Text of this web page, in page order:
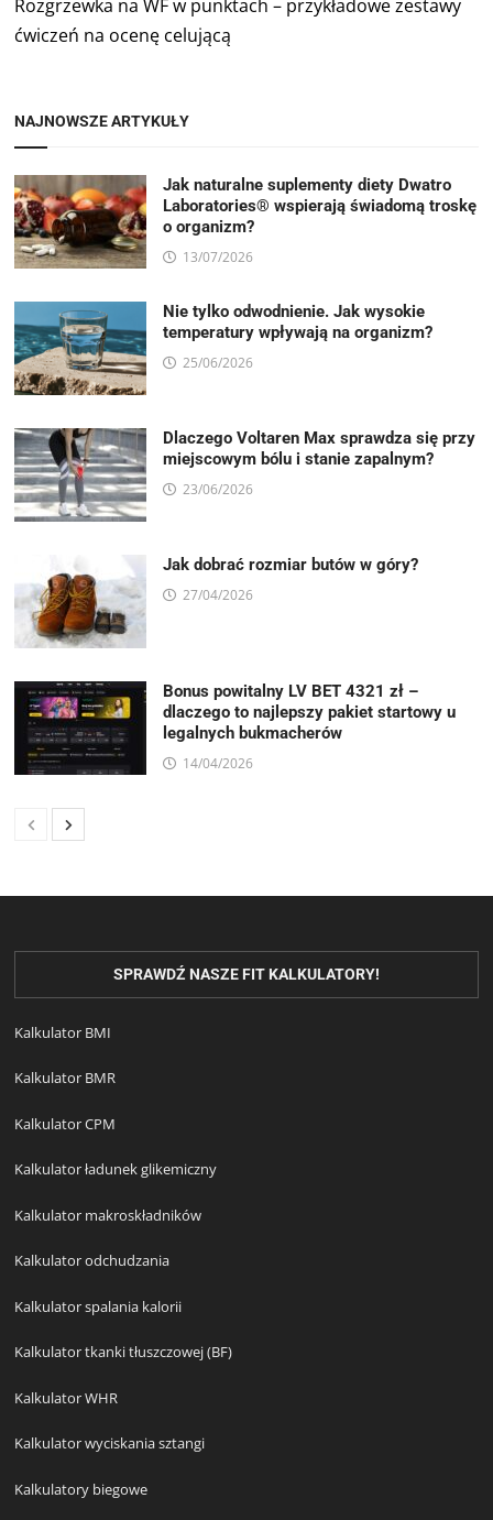
Rozgrzewka na WF w punktach – przykładowe zestawy
ćwiczeń na ocenę celującą
NAJNOWSZE ARTYKUŁY
Jak naturalne suplementy diety Dwatro
Laboratories® wspierają świadomą troskę
o organizm?
13/07/2026
Nie tylko odwodnienie. Jak wysokie
temperatury wpływają na organizm?
25/06/2026
Dlaczego Voltaren Max sprawdza się przy
miejscowym bólu i stanie zapalnym?
23/06/2026
Jak dobrać rozmiar butów w góry?
27/04/2026
Bonus powitalny LV BET 4321 zł –
dlaczego to najlepszy pakiet startowy u
legalnych bukmacherów
14/04/2026
SPRAWDŹ NASZE FIT KALKULATORY!
Kalkulator BMI
Kalkulator BMR
Kalkulator CPM
Kalkulator ładunek glikemiczny
Kalkulator makroskładników
Kalkulator odchudzania
Kalkulator spalania kalorii
Kalkulator tkanki tłuszczowej (BF)
Kalkulator WHR
Kalkulator wyciskania sztangi
Kalkulatory biegowe